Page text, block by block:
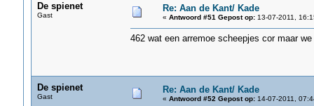
De spienet
Gast
Re: Aan de Kant/ Kade
« Antwoord #51 Gepost op:13-07-2011,
462 wat een arremoe scheepjes cor maar
De spienet
Gast
Re: Aan de Kant/ Kade
« Antwoord #52 Gepost op:14-07-2011,